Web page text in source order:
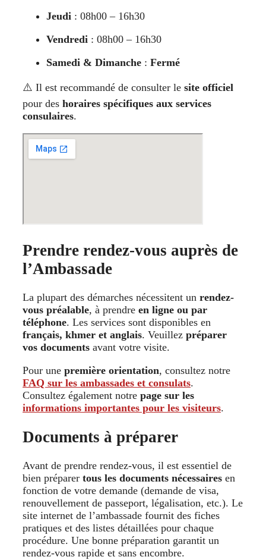
Jeudi : 08h00 – 16h30
Vendredi : 08h00 – 16h30
Samedi & Dimanche : Fermé
⚠️ Il est recommandé de consulter le site officiel
pour des horaires spécifiques aux services
consulaires.
Prendre rendez-vous auprès de
l’Ambassade
La plupart des démarches nécessitent un rendez-
vous préalable, à prendre en ligne ou par
téléphone. Les services sont disponibles en
français, khmer et anglais. Veuillez préparer
vos documents avant votre visite.
Pour une première orientation, consultez notre
FAQ sur les ambassades et consulats.
Consultez également notre page sur les
informations importantes pour les visiteurs.
Documents à préparer
Avant de prendre rendez-vous, il est essentiel de
bien préparer tous les documents nécessaires en
fonction de votre demande (demande de visa,
renouvellement de passeport, légalisation, etc.). Le
site internet de l’ambassade fournit des fiches
pratiques et des listes détaillées pour chaque
procédure. Une bonne préparation garantit un
rendez-vous rapide et sans encombre.